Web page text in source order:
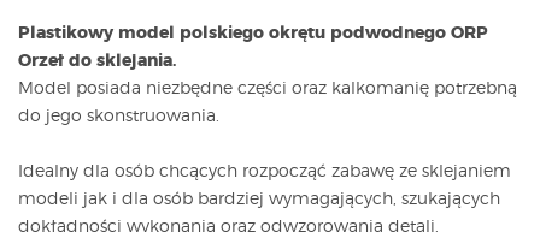
Plastikowy model polskiego okrętu podwodnego ORP
Orzeł do sklejania.
Model posiada niezbędne części oraz kalkomanię potrzebną
do jego skonstruowania.
Idealny dla osób chcących rozpocząć zabawę ze sklejaniem
modeli jak i dla osób bardziej wymagających, szukających
dokładności wykonania oraz odwzorowania detali.